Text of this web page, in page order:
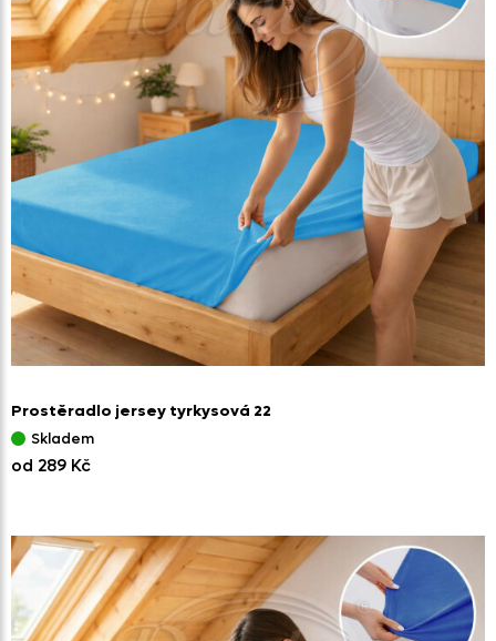
Prostěradlo jersey tyrkysová 22
Skladem
od 289 Kč